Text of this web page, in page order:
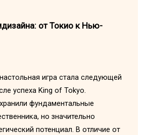
от Токио к Нью-
игра стала следующей
успеха King of Tokyo.
фундаментальные
но значительно
потенциал. В отличие от